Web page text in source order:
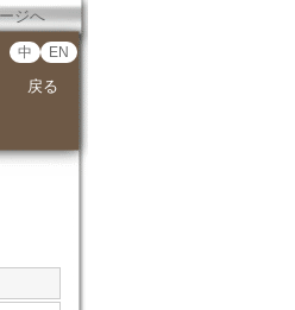
ジへ
中 EN
戻る